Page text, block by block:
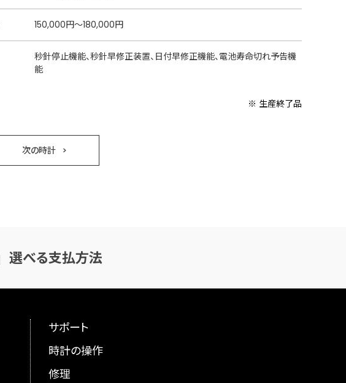
150,000円〜180,000円
秒針停止機能、秒針早修正装置、日付早修正機能、電池寿命切れ予告機
能
※ 生産終了品
次の時計
選べる支払方法
サポート
時計の操作
修理